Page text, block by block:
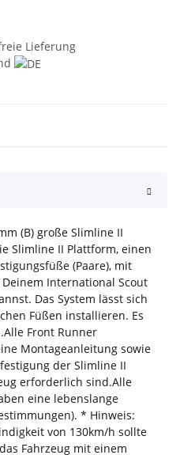
Lieferung
(B) große Slimline II
Slimline II Plattform, einen
(Paare), mit
International Scout
Das System lässt sich
Füßen installieren. Es
Front Runner
Montageanleitung sowie
der Slimline II
erforderlich sind.Alle
eine lebenslange
* Hinweis:
von 130km/h sollte
Fahrzeug mit einem